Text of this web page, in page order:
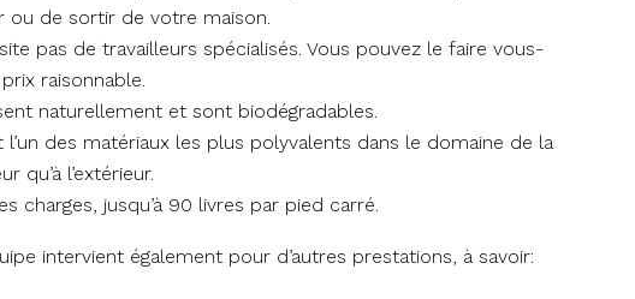
ou de sortir de votre maison.
pas de travailleurs spécialisés. Vous pouvez le faire vous-
raisonnable.
naturellement et sont biodégradables.
des matériaux les plus polyvalents dans le domaine de la
qu’à l’extérieur.
jusqu’à 90 livres par pied carré.
intervient également pour d’autres prestations, à savoir: